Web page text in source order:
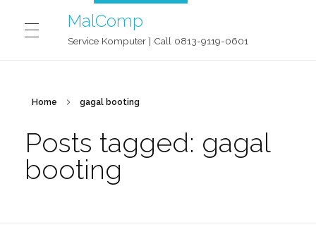
MalComp
Service Komputer | Call 0813-9119-0601
CONTACT
Home gagal booting
Posts tagged: gagal
booting